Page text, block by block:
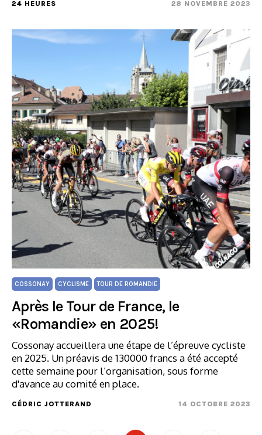
24 HEURES 28 NOVEMBRE 2023
COSSONAY CYCLISME TOUR DE ROMANDIE
Après le Tour de France, le
«Romandie» en 2025!
Cossonay accueillera une étape de l’épreuve cycliste
en 2025. Un préavis de 130000 francs a été accepté
cette semaine pour l’organisation, sous forme
d'avance au comité en place.
CÉDRIC JOTTERAND 14 OCTOBRE 2023